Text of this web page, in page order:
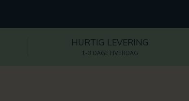
HURTIG LEVERING
1-3 DAGE HVERDAG